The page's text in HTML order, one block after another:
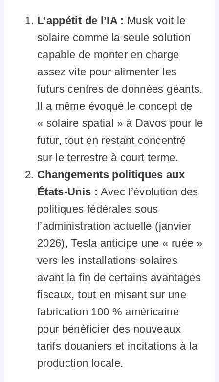
L’appétit de l’IA : Musk voit le
solaire comme la seule solution
capable de monter en charge
assez vite pour alimenter les
futurs centres de données géants.
Il a même évoqué le concept de
« solaire spatial » à Davos pour le
futur, tout en restant concentré
sur le terrestre à court terme.
Changements politiques aux
États-Unis : Avec l’évolution des
politiques fédérales sous
l’administration actuelle (janvier
2026), Tesla anticipe une « ruée »
vers les installations solaires
avant la fin de certains avantages
fiscaux, tout en misant sur une
fabrication 100 % américaine
pour bénéficier des nouveaux
tarifs douaniers et incitations à la
production locale.